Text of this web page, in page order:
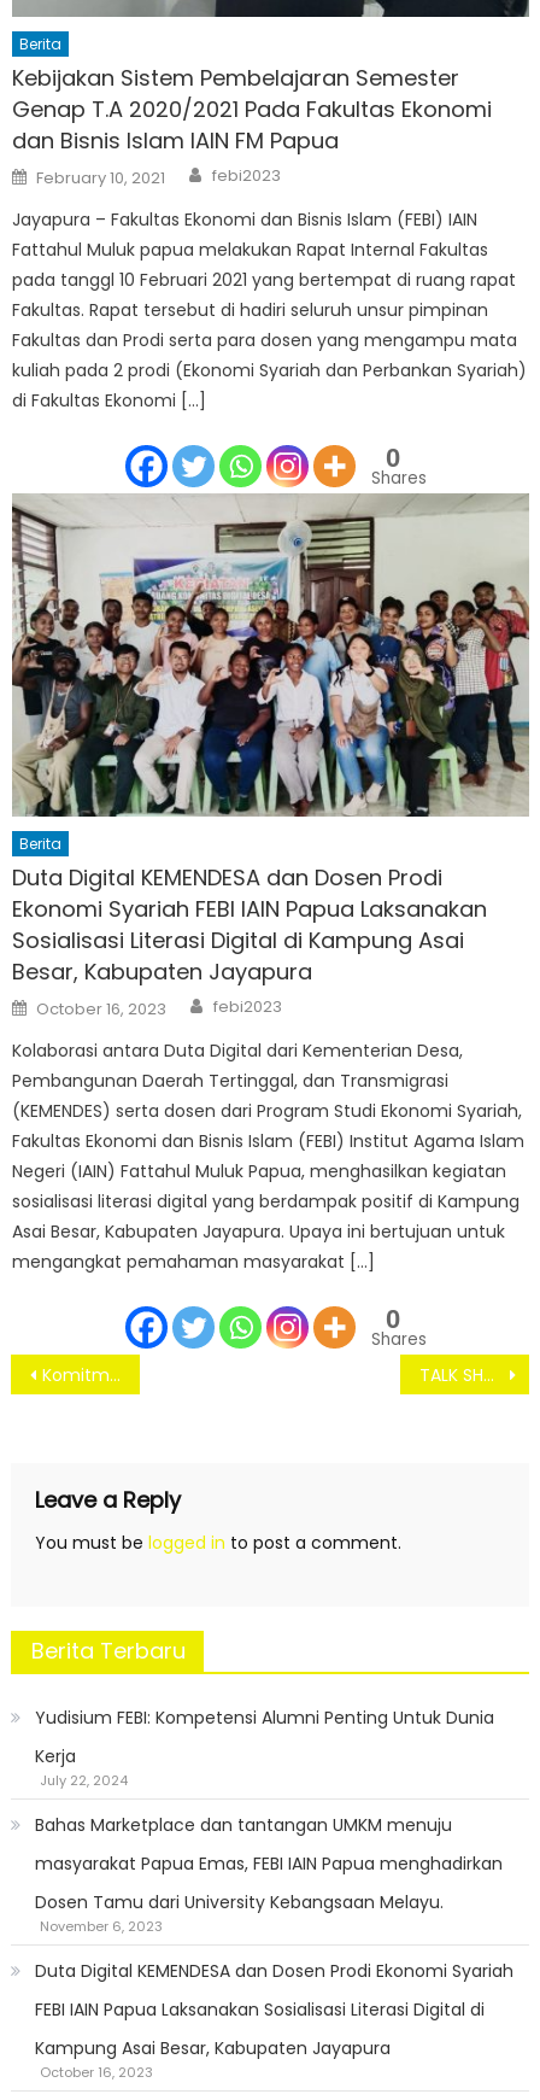
Berita
Kebijakan Sistem Pembelajaran Semester
Genap T.A 2020/2021 Pada Fakultas Ekonomi
dan Bisnis Islam IAIN FM Papua
Posted
on
February 10, 2021 Author
febi2023
Jayapura – Fakultas Ekonomi dan Bisnis Islam (FEBI) IAIN
Fattahul Muluk papua melakukan Rapat Internal Fakultas
pada tanggl 10 Februari 2021 yang bertempat di ruang rapat
Fakultas. Rapat tersebut di hadiri seluruh unsur pimpinan
Fakultas dan Prodi serta para dosen yang mengampu mata
kuliah pada 2 prodi (Ekonomi Syariah dan Perbankan Syariah)
di Fakultas Ekonomi […]
0
Shares
Berita
Duta Digital KEMENDESA dan Dosen Prodi
Ekonomi Syariah FEBI IAIN Papua Laksanakan
Sosialisasi Literasi Digital di Kampung Asai
Besar, Kabupaten Jayapura
Posted
on
October 16, 2023 Author
febi2023
Kolaborasi antara Duta Digital dari Kementerian Desa,
Pembangunan Daerah Tertinggal, dan Transmigrasi
(KEMENDES) serta dosen dari Program Studi Ekonomi Syariah,
Fakultas Ekonomi dan Bisnis Islam (FEBI) Institut Agama Islam
Negeri (IAIN) Fattahul Muluk Papua, menghasilkan kegiatan
sosialisasi literasi digital yang berdampak positif di Kampung
Asai Besar, Kabupaten Jayapura. Upaya ini bertujuan untuk
mengangkat pemahaman masyarakat […]
0
Shares
Post
navigation
Komitmen saling berkolaborasi: FEBI IAIN Fattahul Muluk Papua tandatangani MoU dengan FEBI UIN Sunan Gunung Djati Bandung TALK SHOW PELUANG, TANTANGAN DAN PROSPEK HALAL FOOD DI TANAH PAPUA TAHUN 2021
Leave a Reply
You must be logged in to post a comment.
Berita Terbaru
Yudisium FEBI: Kompetensi Alumni Penting Untuk Dunia
Kerja
July 22, 2024
Bahas Marketplace dan tantangan UMKM menuju
masyarakat Papua Emas, FEBI IAIN Papua menghadirkan
Dosen Tamu dari University Kebangsaan Melayu.
November 6, 2023
Duta Digital KEMENDESA dan Dosen Prodi Ekonomi Syariah
FEBI IAIN Papua Laksanakan Sosialisasi Literasi Digital di
Kampung Asai Besar, Kabupaten Jayapura
October 16, 2023